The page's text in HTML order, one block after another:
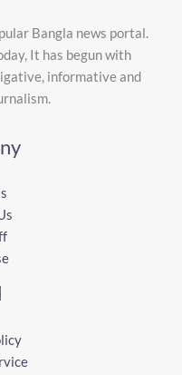
Bangla news portal.
It has begun with
informative and